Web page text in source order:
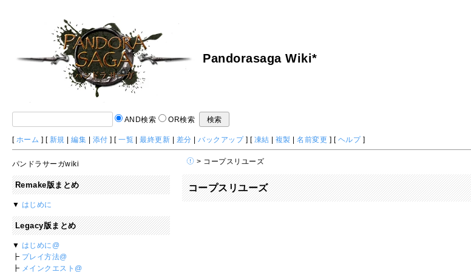
Pandorasaga Wiki*
AND検索 OR検索
[ ホーム ] [ 新規 |編集 添付 ] [一覧 |最終更新 差分 |バックアップ] [ 凍結 複製 |名前変更 ] [ ヘルプ]
> コープスリユーズ
コープスリユーズ
パンドラサーガwiki
Remake版まとめ
▼ はじめに
Legacy版まとめ
▼ はじめに@
┣ プレイ方法@
┣ メインクエスト@